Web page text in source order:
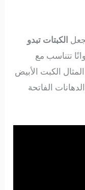
الكبتات تبدو
تتناسب مع
الكبت الأبيض
الفاتحة